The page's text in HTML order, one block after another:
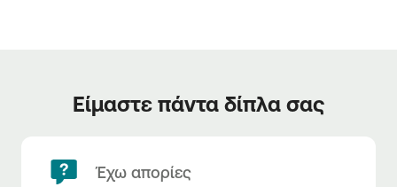
Είμαστε πάντα δίπλα σας
Έχω απορίες